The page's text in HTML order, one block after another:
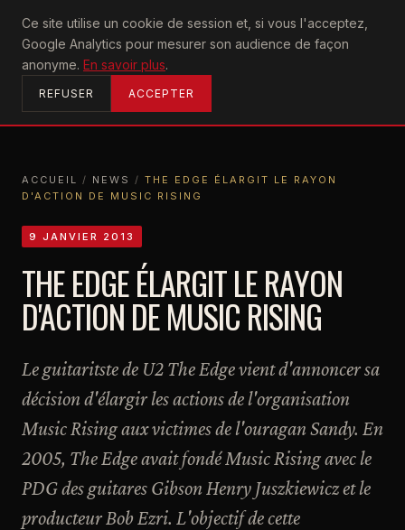
Ce site utilise un cookie de session et, si vous l'acceptez,
Google Analytics pour mesurer son audience de façon
anonyme. En savoir plus.
REFUSER ACCEPTER
U2achtung
ACCUEIL
ACCUEIL / NEWS / THE EDGE ÉLARGIT LE RAYON
D'ACTION DE MUSIC RISING
9 JANVIER 2013
THE EDGE ÉLARGIT LE RAYON
D'ACTION DE MUSIC RISING
Le guitaritste de U2 The Edge vient d'annoncer sa
décision d'élargir les actions de l'organisation
Music Rising aux victimes de l'ouragan Sandy. En
2005, The Edge avait fondé Music Rising avec le
PDG des guitares Gibson Henry Juszkiewicz et le
producteur Bob Ezri. L'objectif de cette